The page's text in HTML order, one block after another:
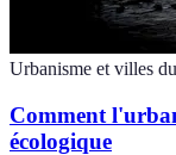
Urbanisme et villes
Comment
écologique